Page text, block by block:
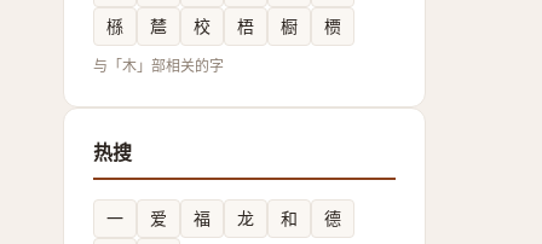
槂
㯄 校 梧 橱 槚
与「木」部相关的字
热搜
一 爱 福 龙 和
德